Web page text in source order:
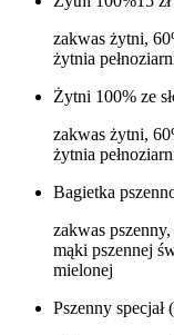
zakwas żytni,
żytnia
Żytni 100% ze
zakwas żytni,
żytnia
Bagietka
zakwas
mąki pszennej
mielonej
Pszenny specjał